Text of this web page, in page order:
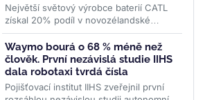
Největší světový výrobce baterií CATL
získal 20% podíl v novozélandské
společnosti CarbonScape. Cílem této
strategické investice je... >>
Waymo bourá o 68 % méně než
člověk. První nezávislá studie IIHS
dala robotaxi tvrdá čísla
Pojišťovací institut IIHS zveřejnil první